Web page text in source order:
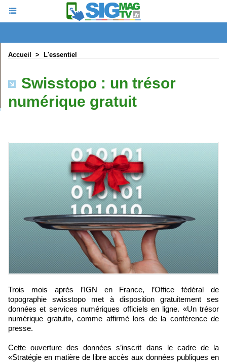
Accueil > L'essentiel
Swisstopo : un trésor
numérique gratuit
Trois mois après l’IGN en France, l’Office fédéral de
topographie swisstopo met à disposition gratuitement ses
données et services numériques officiels en ligne. «Un trésor
numérique gratuit», comme affirmé lors de la conférence de
presse.
Cette ouverture des données s’inscrit dans le cadre de la
«Stratégie en matière de libre accès aux données publiques en